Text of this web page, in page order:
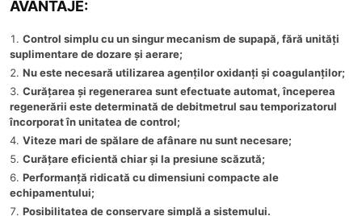
AVANTAJE:
Control simplu cu un singur mecanism de supapă, fără unități
suplimentare de dozare și aerare;
Nu este necesară utilizarea agenților oxidanți și coagulanților;
Curățarea și regenerarea sunt efectuate automat, începerea
regenerării este determinată de debitmetrul sau temporizatorul
încorporat în unitatea de control;
Viteze mari de spălare de afânare nu sunt necesare;
Curățare eficientă chiar și la presiune scăzută;
Performanță ridicată cu dimensiuni compacte ale
echipamentului;
Posibilitatea de conservare simplă a sistemului.